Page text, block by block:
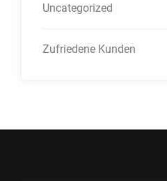
Uncategorized
Zufriedene Kunden